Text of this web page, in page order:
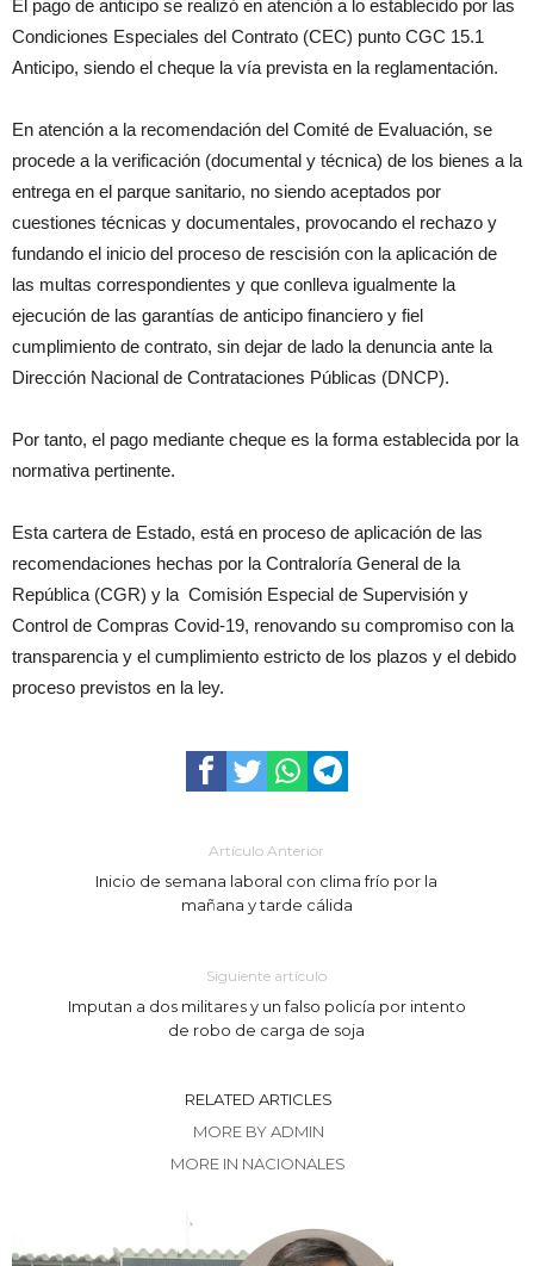
El pago de anticipo se realizó en atención a lo establecido por las
Condiciones Especiales del Contrato (CEC) punto CGC 15.1
Anticipo, siendo el cheque la vía prevista en la reglamentación.
En atención a la recomendación del Comité de Evaluación, se
procede a la verificación (documental y técnica) de los bienes a la
entrega en el parque sanitario, no siendo aceptados por
cuestiones técnicas y documentales, provocando el rechazo y
fundando el inicio del proceso de rescisión con la aplicación de
las multas correspondientes y que conlleva igualmente la
ejecución de las garantías de anticipo financiero y fiel
cumplimiento de contrato, sin dejar de lado la denuncia ante la
Dirección Nacional de Contrataciones Públicas (DNCP).
Por tanto, el pago mediante cheque es la forma establecida por la
normativa pertinente.
Esta cartera de Estado, está en proceso de aplicación de las
recomendaciones hechas por la Contraloría General de la
República (CGR) y la Comi­sión Especial de Supervisión y
Control de Compras Covid-19, renovando su compromiso con la
transparencia y el cumplimiento estricto de los plazos y el debido
proceso previstos en la ley.
Artículo Anterior
Inicio de semana laboral con clima frío por la
mañana y tarde cálida
Siguiente artículo
Imputan a dos militares y un falso policía por intento
de robo de carga de soja
RELATED ARTICLES
MORE BY ADMIN
MORE IN NACIONALES